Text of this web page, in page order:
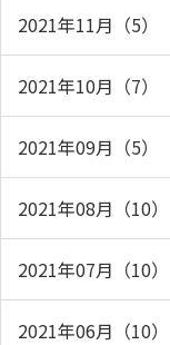
2021年11月（5）
2021年10月（7）
2021年09月（5）
2021年08月（10）
2021年07月（10）
2021年06月（10）